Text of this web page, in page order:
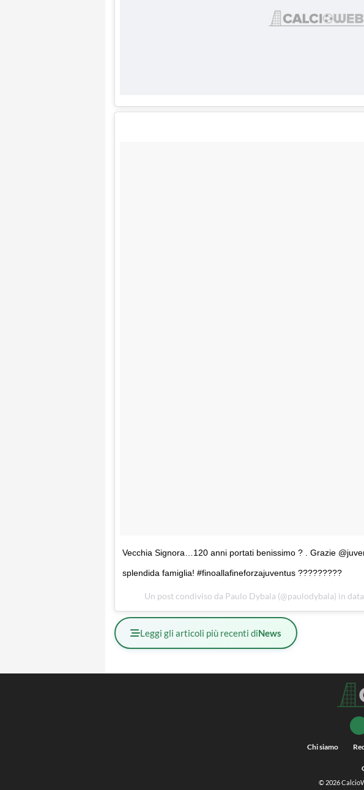
Vecchia Signora…120 anni portati benissimo ? . Grazie
splendida famiglia! #finoallafineforzajuventus ?????????
Un post condiviso da Paulo Dybala (@paulodybala) in
Leggi gli articoli più recenti diNews
Chi siamo
© 2026